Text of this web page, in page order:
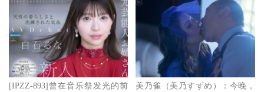
点击查看完整图文
[IPZZ-893]曾在音乐祭发光的前
美乃雀（美乃すずめ）：今晚，